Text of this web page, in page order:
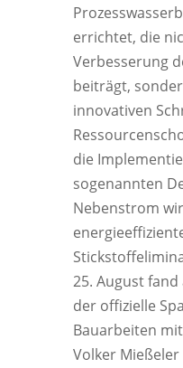
errichtet, die
Verbesserung
beiträgt,
innovativen
die
sogenannten
Nebenstrom
25. August
der offizielle
Bauarbeiten
Volker